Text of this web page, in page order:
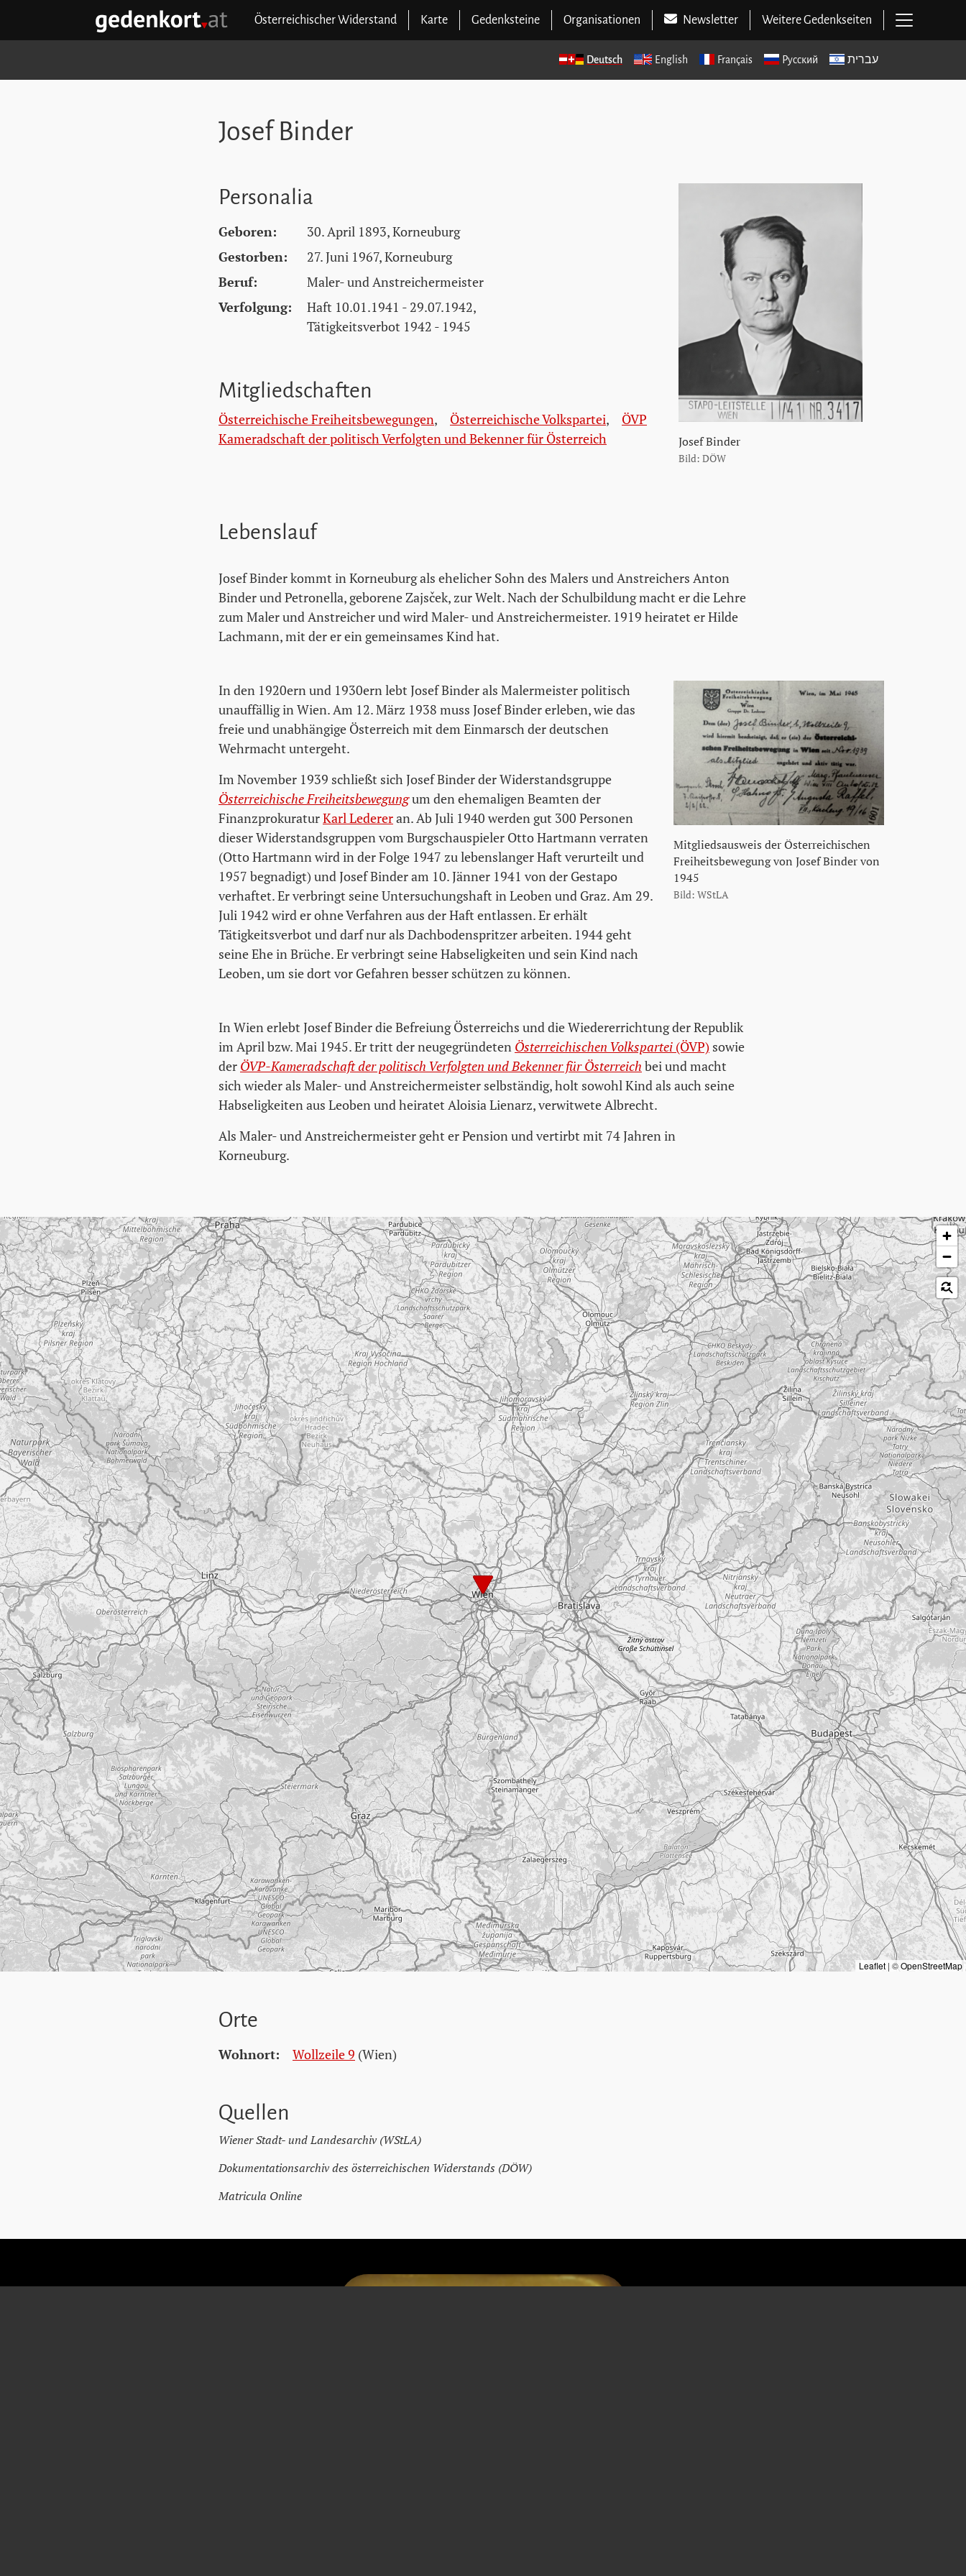
Zum Hauptinhalt springen
Zum Hauptmenü springen
Zu den Quicklinks springen
GEDENKORT - STARTSEITE
Österreichischer Widerstand Karte Gedenksteine Organisationen Newsletter Weitere Gedenkseiten
Deutsch English Français Русский עברית
Josef Binder
Josef Binder
Bild: DÖW
Personalia
Geboren:
30. April 1893, Korneuburg
Gestorben:
27. Juni 1967, Korneuburg
Beruf:
Maler- und Anstreichermeister
Verfolgung:
Haft 10.01.1941 - 29.07.1942,
Tätigkeitsverbot 1942 - 1945
Mitgliedschaften
Österreichische Freiheitsbewegungen, Österreichische Volkspartei, ÖVP
Kameradschaft der politisch Verfolgten und Bekenner für Österreich
Lebenslauf
Josef Binder kommt in Korneuburg als ehelicher Sohn des Malers und Anstreichers Anton
Binder und Petronella, geborene Zajsček, zur Welt. Nach der Schulbildung macht er die Lehre
zum Maler und Anstreicher und wird Maler- und Anstreichermeister. 1919 heiratet er Hilde
Lachmann, mit der er ein gemeinsames Kind hat.
In den 1920ern und 1930ern lebt Josef Binder als Malermeister politisch
unauffällig in Wien. Am 12. März 1938 muss Josef Binder erleben, wie das
freie und unabhängige Österreich mit dem Einmarsch der deutschen
Wehrmacht untergeht.
Im November 1939 schließt sich Josef Binder der Widerstandsgruppe
Österreichische Freiheitsbewegungum den ehemaligen Beamten der
FinanzprokuraturKarl Ledereran. Ab Juli 1940 werden gut 300 Personen
dieser Widerstandsgruppen vom Burgschauspieler Otto Hartmann verraten
(Otto Hartmann wird in der Folge 1947 zu lebenslanger Haft verurteilt und
1957 begnadigt) und Josef Binder am 10. Jänner 1941 von der Gestapo
verhaftet. Er verbringt seine Untersuchungshaft in Leoben und Graz. Am 29.
Juli 1942 wird er ohne Verfahren aus der Haft entlassen. Er erhält
Tätigkeitsverbot und darf nur als Dachbodenspritzer arbeiten. 1944 geht
seine Ehe in Brüche. Er verbringt seine Habseligkeiten und sein Kind nach
Leoben, um sie dort vor Gefahren besser schützen zu können.
Mitgliedsausweis der Österreichischen
Freiheitsbewegung von Josef Binder von
1945
Bild: WStLA
In Wien erlebt Josef Binder die Befreiung Österreichs und die Wiedererrichtung der Republik
im April bzw. Mai 1945. Er tritt der neugegründeten Österreichischen Volkspartei (ÖVP) sowie
der ÖVP-Kameradschaft der politisch Verfolgten und Bekenner für Österreich bei und macht
sich wieder als Maler- und Anstreichermeister selbständig, holt sowohl Kind als auch seine
Habseligkeiten aus Leoben und heiratet Aloisia Lienarz, verwitwete Albrecht.
Als Maler- und Anstreichermeister geht er Pension und vertirbt mit 74 Jahren in
Korneuburg.
Karte überspringen
Leaflet | ©OpenStreetMap
Orte
Wohnort: Wollzeile 9 (Wien)
Quellen
Wiener Stadt- und Landesarchiv (WStLA)
Dokumentationsarchiv des österreichischen Widerstands (DÖW)
Matricula Online